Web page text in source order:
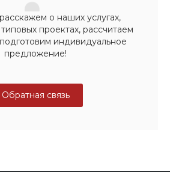
о наших услугах,
проектах, рассчитаем
индивидуальное
предложение!
Обратная связь